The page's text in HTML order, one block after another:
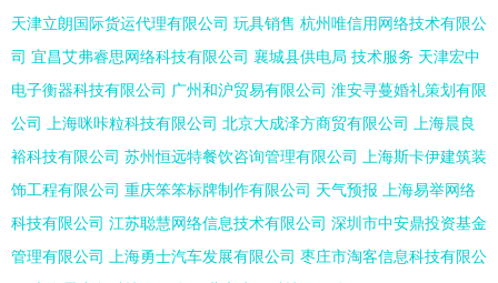
天津立朗国际货运代理有限公司 玩具销售 杭州唯信用网络技术有限公
司 宜昌艾弗睿思网络科技有限公司 襄城县供电局 技术服务 天津宏中
电子衡器科技有限公司 广州和沪贸易有限公司 淮安寻蔓婚礼策划有限
公司
上海咪咔粒科技有限公司 北京大成泽方商贸有限公司
上海晨良
裕科技有限公司 苏州恒远特餐饮咨询管理有限公司
上海斯卡伊建筑装
饰工程有限公司 重庆笨笨标牌制作有限公司 天气预报
上海易举网络
科技有限公司 江苏聪慧网络信息技术有限公司 深圳市中安鼎投资基金
管理有限公司
上海勇士汽车发展有限公司 枣庄市淘客信息科技有限公